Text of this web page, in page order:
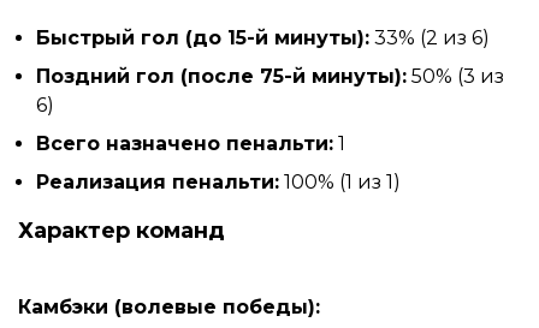
Быстрый гол (до 15-й минуты): 33% (2 из 6)
Поздний гол (после 75-й минуты): 50% (3 из
6)
Всего назначено пенальти: 1
Реализация пенальти: 100% (1 из 1)
Характер команд
Камбэки (волевые победы):